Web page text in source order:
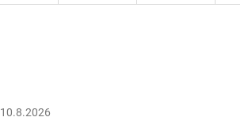
10.8.2026